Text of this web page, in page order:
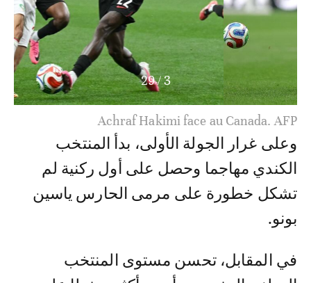
3
/
29
Achraf Hakimi face au Canada. AFP
وعلى غرار الجولة الأولى، بدأ المنتخب
الكندي مهاجما وحصل على أول ركنية لم
تشكل خطورة على مرمى الحارس ياسين
بونو.
في المقابل، تحسن مستوى المنتخب